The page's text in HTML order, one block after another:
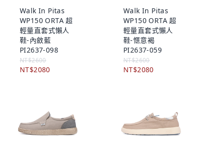
Walk In Pitas
WP150 ORTA 超
輕量直套式懶人
鞋-內斂藍
PI2637-098
NT$2600
NT$2080
Walk In Pitas
WP150 ORTA 超
輕量直套式懶人
鞋-愜意褐
PI2637-059
NT$2600
NT$2080